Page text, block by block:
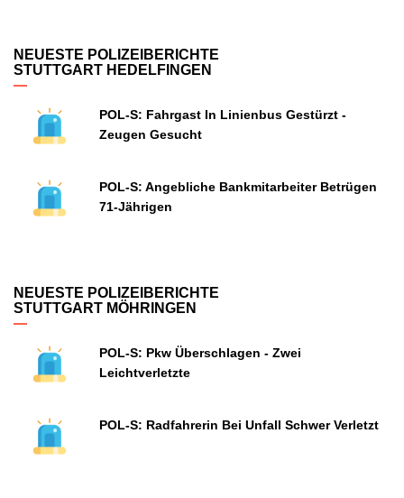
NEUESTE POLIZEIBERICHTE
STUTTGART HEDELFINGEN
POL-S: Fahrgast In Linienbus Gestürzt -
Zeugen Gesucht
POL-S: Angebliche Bankmitarbeiter Betrügen
71-Jährigen
NEUESTE POLIZEIBERICHTE
STUTTGART MÖHRINGEN
POL-S: Pkw Überschlagen - Zwei
Leichtverletzte
POL-S: Radfahrerin Bei Unfall Schwer Verletzt